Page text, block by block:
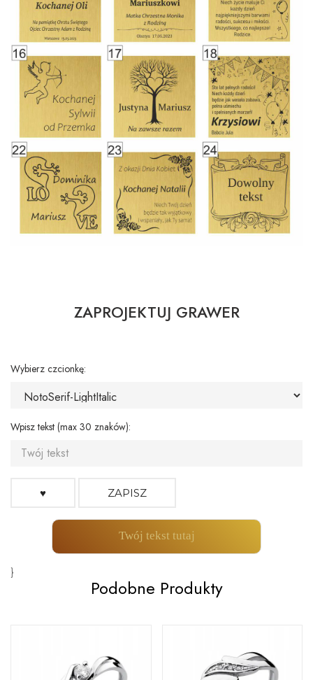
ZAPROJEKTUJ GRAWER
Wybierz czcionkę:
Wpisz tekst (max 30 znaków):
♥ ZAPISZ
Twój tekst tutaj
}
Podobne Produkty